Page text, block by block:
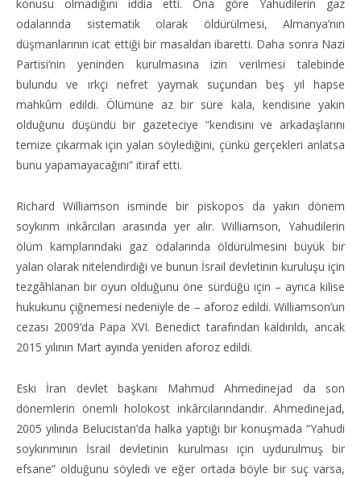
konusu olmadığını iddia etti. Ona göre Yahudilerin gaz
odalarında sistematik olarak öldürülmesi, Almanya’nın
düşmanlarının icat ettiği bir masaldan ibaretti. Daha sonra Nazi
Partisi’nin yeninden kurulmasına izin verilmesi talebinde
bulundu ve ırkçı nefret yaymak suçundan beş yıl hapse
mahkûm edildi. Ölümüne az bir süre kala, kendisine yakın
olduğunu düşündü bir gazeteciye “kendisini ve arkadaşlarını
temize çıkarmak için yalan söylediğini, çünkü gerçekleri anlatsa
bunu yapamayacağını” itiraf etti.
Richard Williamson isminde bir piskopos da yakın dönem
soykırım inkârcıları arasında yer alır. Williamson, Yahudilerin
ölüm kamplarındaki gaz odalarında öldürülmesini büyük bir
yalan olarak nitelendirdiği ve bunun İsrail devletinin kuruluşu için
tezgâhlanan bir oyun olduğunu öne sürdüğü için – ayrıca kilise
hukukunu çiğnemesi nedeniyle de – aforoz edildi. Williamson’un
cezası 2009’da Papa XVI. Benedict tarafından kaldırıldı, ancak
2015 yılının Mart ayında yeniden aforoz edildi.
Eski İran devlet başkanı Mahmud Ahmedinejad da son
dönemlerin önemli holokost inkârcılarındandır. Ahmedinejad,
2005 yılında Belucistan’da halka yaptığı bir konuşmada “Yahudi
soykırımının İsrail devletinin kurulması için uydurulmuş bir
efsane” olduğunu söyledi ve eğer ortada böyle bir suç varsa,